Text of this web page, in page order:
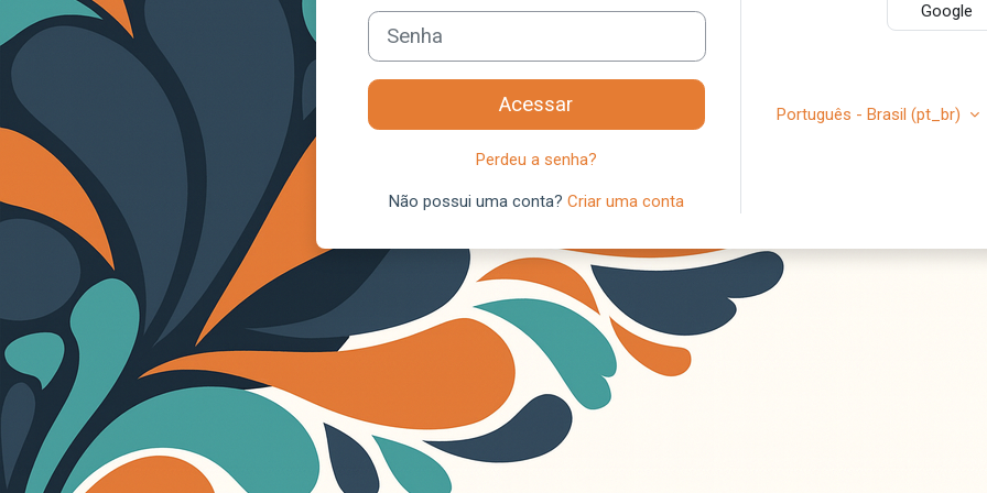
Senha
Acessar
Perdeu a senha?
Não possui uma conta? Criar uma conta
Google
Português - Brasil ‎(pt_br)‎